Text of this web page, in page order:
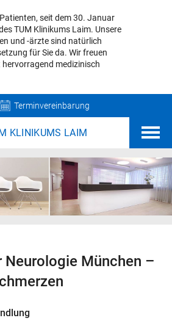
seit dem 30. Januar
TUM Klinikums Laim. Unsere
und -ärzte sind natürlich
für Sie da. Wir freuen
medizinisch
Terminvereinbarung
KLINIKUMS LAIM
Neurologie München –